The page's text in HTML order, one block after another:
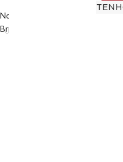
Novidades
Brinquedos Sexuais